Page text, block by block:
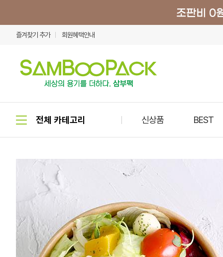
즐겨찾기 추가 회원혜택안내
신상품 BEST